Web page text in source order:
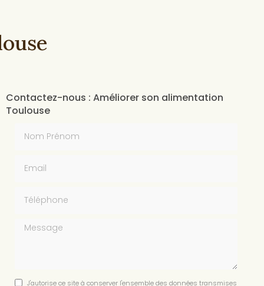
Contactez-nous : Améliorer son alimentation
Toulouse
Message
J'autorise ce site à conserver l'ensemble des données transmises